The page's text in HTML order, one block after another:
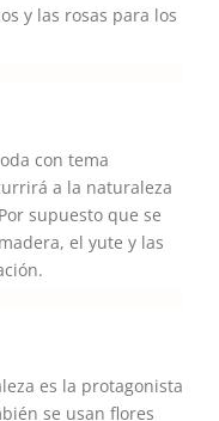
y las rosas para los
con tema
a la naturaleza
supuesto que se
el yute y las
es la protagonista
se usan flores